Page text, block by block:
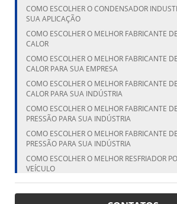
COMO ESCOLHER O CONDENSADOR
SUA APLICAÇÃO
COMO ESCOLHER O MELHOR FABRICANTE
CALOR
COMO ESCOLHER O MELHOR FABRICANTE
CALOR PARA SUA EMPRESA
COMO ESCOLHER O MELHOR FABRICANTE
CALOR PARA SUA INDÚSTRIA
COMO ESCOLHER O MELHOR FABRICANTE
PRESSÃO PARA SUA INDÚSTRIA
COMO ESCOLHER O MELHOR FABRICANTE
PRESSÃO PARA SUA INDÚSTRIA
COMO ESCOLHER O MELHOR RESFRIADOR
VEÍCULO
COMO ESCOLHER O MELHOR RESFRIADOR
VEÍCULO